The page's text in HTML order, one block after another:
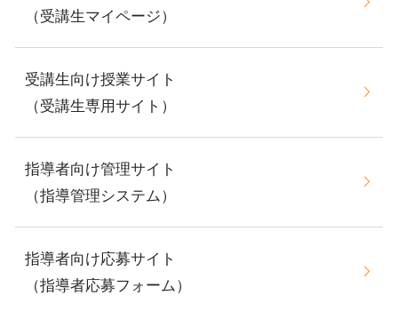
（受講生マイページ）
受講生向け授業サイト
（受講生専用サイト）
指導者向け管理サイト
（指導管理システム）
指導者向け応募サイト
（指導者応募フォーム）